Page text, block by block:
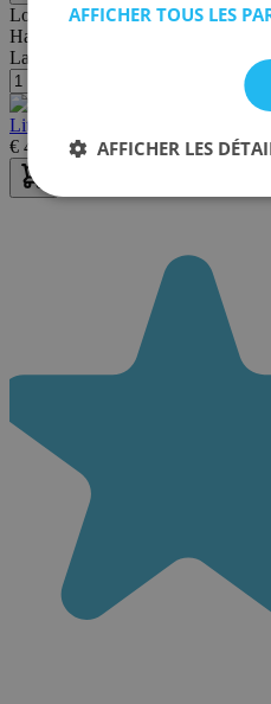
Longueur:214 cm
Hauteur:
Largeur/profondeur:
Lit cabane Malia 90x200 - toit blanc
€ 459,00 € 979,00
AFFICHER TOUS LES
AFFICHER LES